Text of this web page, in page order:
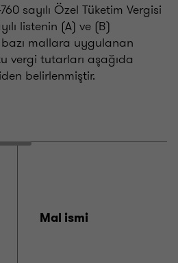
sayılı Özel Tüketim Vergisi
listenin (A) ve (B)
mallara uygulanan
vergi tutarları aşağıda
belirlenmiştir.
Mal ismi